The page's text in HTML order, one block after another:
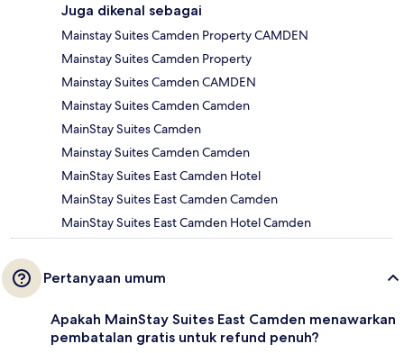
Juga dikenal sebagai
Mainstay Suites Camden Property CAMDEN
Mainstay Suites Camden Property
Mainstay Suites Camden CAMDEN
Mainstay Suites Camden Camden
MainStay Suites Camden
Mainstay Suites Camden Camden
MainStay Suites East Camden Hotel
MainStay Suites East Camden Camden
MainStay Suites East Camden Hotel Camden
Pertanyaan umum
Apakah MainStay Suites East Camden menawarkan
pembatalan gratis untuk refund penuh?